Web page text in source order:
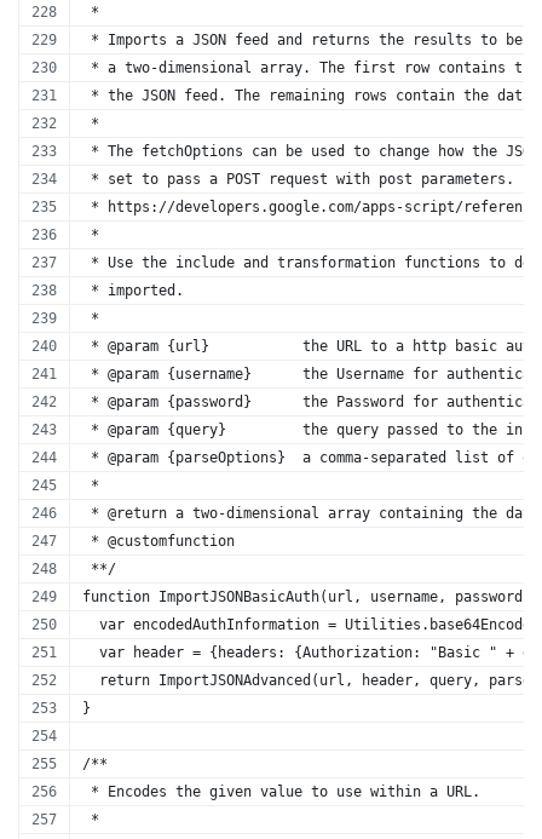
*
* Imports a JSON feed and returns the results to be
* a two-dimensional array. The first row contains
* the JSON feed. The remaining rows contain the data.
*
* The fetchOptions can be used to change how the
* set to pass a POST request with post parameters.
* https://developers.google.com/apps-script/
*
* Use the include and transformation functions to
* imported.
*
* @param {url}           the URL to a http basic auth
* @param {username}      the Username for
* @param {password}      the Password for
* @param {query}         the query passed to the
* @param {parseOptions}  a comma-separated list
*
* @return a two-dimensional array containing the
* @customfunction
**/
function ImportJSONBasicAuth(url, username,
var encodedAuthInformation =
var header = {headers: {Authorization: "Basic " +
return ImportJSONAdvanced(url, header, query,
}
/**
* Encodes the given value to use within a URL.
*